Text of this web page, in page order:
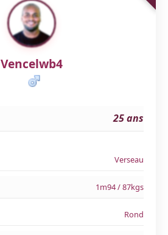
Vencelwb4
25 ans
Verseau
1m94 / 87kgs
Rond